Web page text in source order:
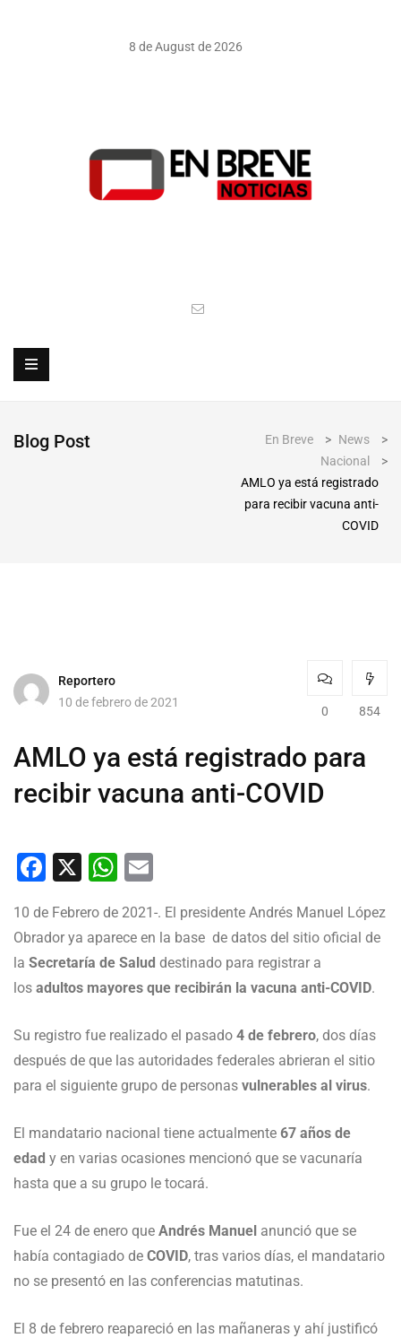
8 de August de 2026
Blog Post En Breve > News
>
Nacional
>
AMLO ya está registrado
para recibir vacuna anti-
COVID
Reportero
10 de febrero de 2021
0 854
AMLO ya está registrado para
recibir vacuna anti-COVID
Facebook
X WhatsApp
10 de Febrero de 2021-. El presidente Andrés Manuel López
Obrador ya aparece en la base de datos del sitio oficial de
la Secretaría de Salud destinado para registrar a
los adultos mayores que recibirán la vacuna anti-COVID.
Su registro fue realizado el pasado 4 de febrero, dos días
después de que las autoridades federales abrieran el sitio
para el siguiente grupo de personas vulnerables al virus.
El mandatario nacional tiene actualmente 67 años de
edad y en varias ocasiones mencionó que se vacunaría
hasta que a su grupo le tocará.
Fue el 24 de enero que Andrés Manuel anunció que se
había contagiado de COVID, tras varios días, el mandatario
no se presentó en las conferencias matutinas.
El 8 de febrero reapareció en las mañaneras y ahí justificó